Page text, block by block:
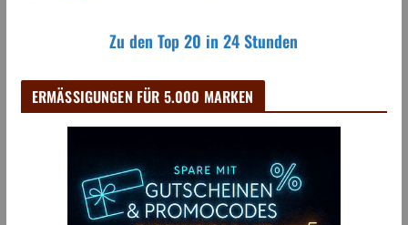
Zu den Top 20 in 24 Stunden
ERMÄSSIGUNGEN FÜR 5.000 MARKEN